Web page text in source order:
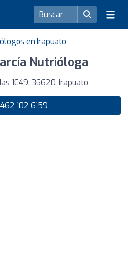
en Irapuato
Nutrióloga
1049, 36620, Irapuato
102 6159